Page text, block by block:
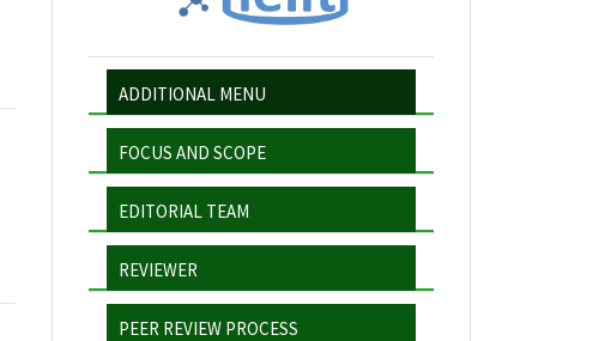
ADDITIONAL MENU
FOCUS AND SCOPE
EDITORIAL TEAM
REVIEWER
PEER REVIEW PROCESS